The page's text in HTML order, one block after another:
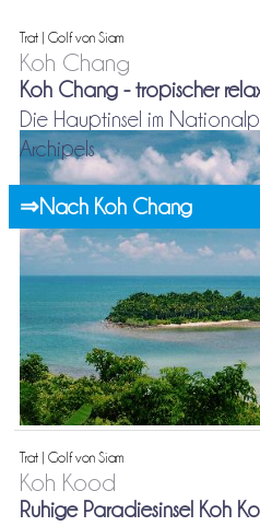
Trat | Golf von Siam
Koh Chang
Koh Chang - tropischer
Die Hauptinsel im
Archipels
⇒Nach Koh Chang
Trat | Golf von Siam
Koh Kood
Ruhige Paradiesinsel Koh